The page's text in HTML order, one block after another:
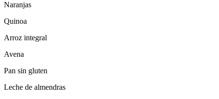
Naranjas
Quinoa
Arroz integral
Avena
Pan sin gluten
Leche de almendras